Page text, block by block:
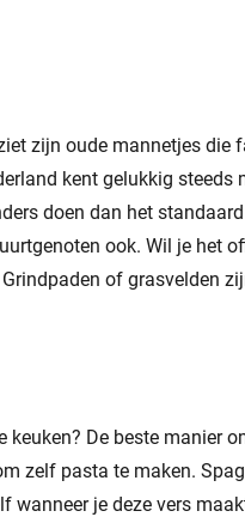
zijn oude mannetjes die
kent gelukkig steeds
doen dan het
ook. Wil je het
of grasvelden
De beste manier
zelf pasta te maken.
je deze vers